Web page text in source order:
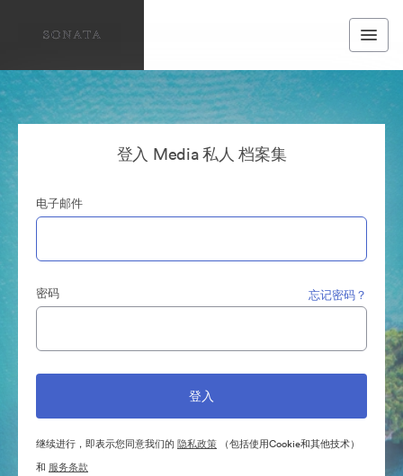
登入 Media 私人 档案集
电子邮件
密码 忘记密码？
继续进行，即表示您同意我们的 隐私政策 （包括使用Cookie和其他技术）
和 服务条款